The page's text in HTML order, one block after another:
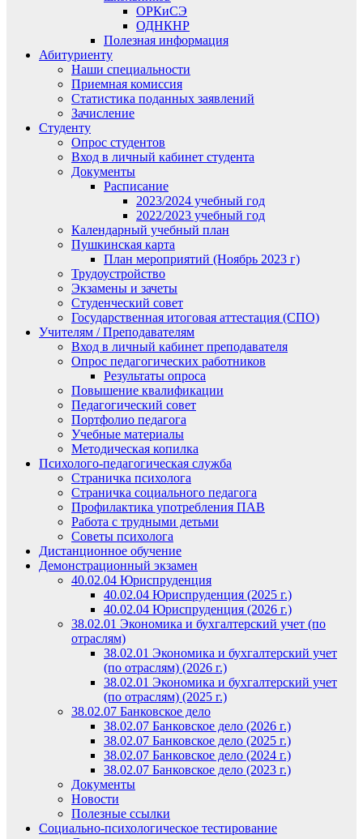
ОРКиСЭ
ОДНКНР
Полезная информация
Абитуриенту
Наши специальности
Приемная комиссия
Статистика поданных заявлений
Зачисление
Студенту
Опрос студентов
Вход в личный кабинет студента
Документы
Расписание
2023/2024 учебный год
2022/2023 учебный год
Календарный учебный план
Пушкинская карта
План мероприятий (Ноябрь 2023 г)
Трудоустройство
Экзамены и зачеты
Студенческий совет
Государственная итоговая аттестация (СПО)
Учителям / Преподавателям
Вход в личный кабинет преподавателя
Опрос педагогических работников
Результаты опроса
Повышение квалификации
Педагогический совет
Портфолио педагога
Учебные материалы
Методическая копилка
Психолого-педагогическая служба
Страничка психолога
Страничка социального педагога
Профилактика употребления ПАВ
Работа с трудными детьми
Советы психолога
Дистанционное обучение
Демонстрационный экзамен
40.02.04 Юриспруденция
40.02.04 Юриспруденция (2025 г.)
40.02.04 Юриспруденция (2026 г.)
38.02.01 Экономика и бухгалтерский учет (по
отраслям)
38.02.01 Экономика и бухгалтерский учет
(по отраслям) (2026 г.)
38.02.01 Экономика и бухгалтерский учет
(по отраслям) (2025 г.)
38.02.07 Банковское дело
38.02.07 Банковское дело (2026 г.)
38.02.07 Банковское дело (2025 г.)
38.02.07 Банковское дело (2024 г.)
38.02.07 Банковское дело (2023 г.)
Документы
Новости
Полезные ссылки
Социально-психологическое тестирование